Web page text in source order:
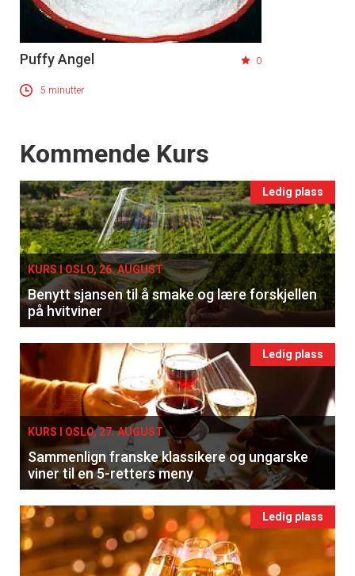
Puffy Angel 0
5 minutter
Events
Kommende Kurs
Ledig plass
KURS I OSLO, 26. AUGUST
Benytt sjansen til å smake og lære forskjellen
på hvitviner
Ledig plass
KURS I OSLO, 27. AUGUST
Sammenlign franske klassikere og ungarske
viner til en 5-retters meny
Ledig plass